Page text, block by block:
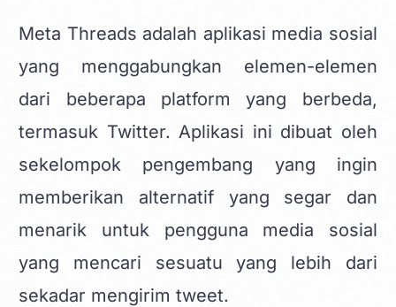
Meta Threads adalah aplikasi media sosial
yang menggabungkan elemen-elemen
dari beberapa platform yang berbeda,
termasuk Twitter. Aplikasi ini dibuat oleh
sekelompok pengembang yang ingin
memberikan alternatif yang segar dan
menarik untuk pengguna media sosial
yang mencari sesuatu yang lebih dari
sekadar mengirim tweet.